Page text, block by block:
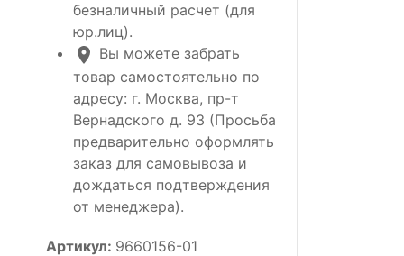
безналичный расчет (для
юр.лиц).
Вы можете забрать
товар самостоятельно по
адресу: г. Москва, пр-т
Вернадского д. 93 (Просьба
предварительно оформлять
заказ для самовывоза и
дождаться подтверждения
от менеджера).
Артикул: 9660156-01